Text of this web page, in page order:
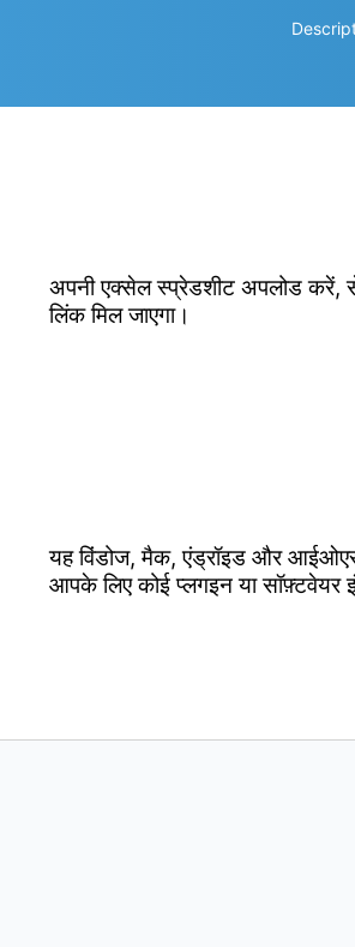
अपनी एक्सेल स्प्रेडशीट अपलोड करें,
लिंक मिल जाएगा।
यह विंडोज, मैक, एंड्रॉइड और आईओएस
आपके लिए कोई प्लगइन या सॉफ़्टवेयर